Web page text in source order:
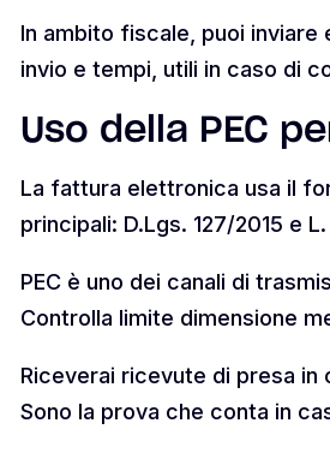
In ambito fiscale, puoi
invio e tempi, utili in caso di
Uso della PEC
La fattura elettronica usa il
principali: D.Lgs. 127/2015 e
PEC è uno dei canali di
Controlla limite dimensione
Riceverai ricevute di presa
Sono la prova che conta in